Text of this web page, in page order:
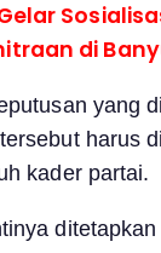
di
yang
harus
kader partai.
ditetapkan